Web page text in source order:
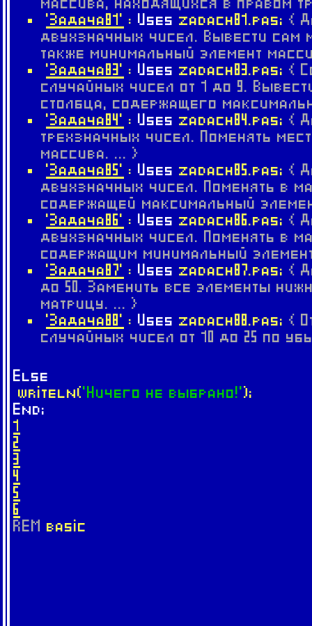
массива, находящихся в правом
'Задача81' : Uses zadach81.pas; {
двухзначных чисел. Вывести сам
также минимальный элемент
'Задача83' : Uses zadach83.pas; {
случайных чисел от 1 до 9.
столбца, содержащего
'Задача84' : Uses zadach84.pas; {
трехзначных чисел. Поменять
массива. ... }
'Задача85' : Uses zadach85.pas; {
двухзначных чисел. Поменять в
содержащей максимальный
'Задача86' : Uses zadach86.pas; {
двухзначных чисел. Поменять в
содержащим минимальный
'Задача87' : Uses zadach87.pas; {
до 50. Заменить все элементы
матрицу. ... }
'Задача88' : Uses zadach88.pas; {
случайных чисел от 10 до 25 по
Else
writeln('Ничего не выбрано!');
End;
1
2
3
4
5
6
REM basic